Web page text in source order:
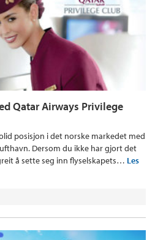
Qatar Airways Privilege
posisjon i det norske markedet med
Dersom du ikke har gjort det
å sette seg inn flyselskapets… Les